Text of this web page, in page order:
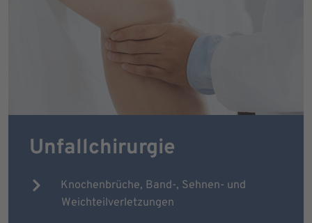
Unfallchirurgie
Knochenbrüche, Band-, Sehnen- und
Weichteilverletzungen